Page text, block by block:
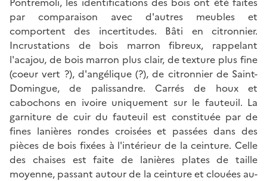
par comparaison avec d'autres meubles et
comportent des incertitudes. Bâti en citronnier.
Incrustations de bois marron fibreux, rappelant
l'acajou, de bois marron plus clair, de texture plus fine
(coeur vert ?), d'angélique (?), de citronnier de Saint-
Domingue, de palissandre. Carrés de houx et
cabochons en ivoire uniquement sur le fauteuil. La
garniture de cuir du fauteuil est constituée par de
fines lanières rondes croisées et passées dans des
pièces de bois fixées à l'intérieur de la ceinture. Celle
des chaises est faite de lanières plates de taille
moyenne, passant autour de la ceinture et clouées au-